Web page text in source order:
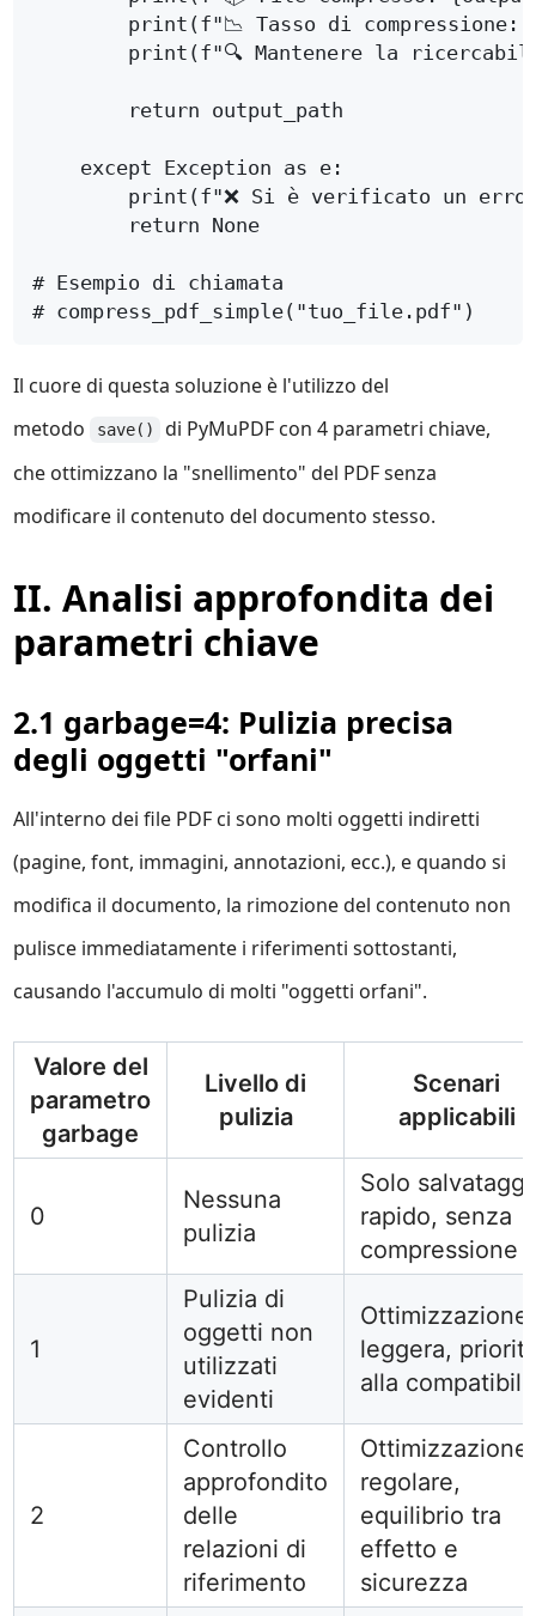
Il cuore di questa soluzione è l'utilizzo del
metodo
save()
di PyMuPDF con 4 parametri chiave,
che ottimizzano la "snellimento" del PDF senza
modificare il contenuto del documento stesso.
II. Analisi approfondita dei
parametri chiave
2.1 garbage=4: Pulizia precisa
degli oggetti "orfani"
All'interno dei file PDF ci sono molti oggetti indiretti
(pagine, font, immagini, annotazioni, ecc.), e quando si
modifica il documento, la rimozione del contenuto non
pulisce immediatamente i riferimenti sottostanti,
causando l'accumulo di molti "oggetti orfani".
Valore del
parametro
garbage
Livello di
pulizia
Scenari
applicabili
0
Nessuna
pulizia
Solo
rapido, senza
compressione
1
Pulizia di
oggetti non
utilizzati
evidenti
Ottimizzazione
leggera,
alla
2
Controllo
approfondito
delle
relazioni di
riferimento
Ottimizzazione
regolare,
equilibrio tra
effetto e
sicurezza